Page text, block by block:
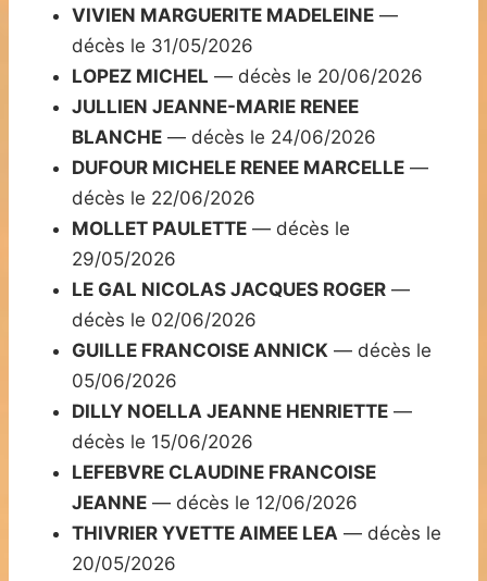
VIVIEN MARGUERITE MADELEINE —
décès le 31/05/2026
LOPEZ MICHEL — décès le 20/06/2026
JULLIEN JEANNE-MARIE RENEE
BLANCHE — décès le 24/06/2026
DUFOUR MICHELE RENEE MARCELLE —
décès le 22/06/2026
MOLLET PAULETTE — décès le
29/05/2026
LE GAL NICOLAS JACQUES ROGER —
décès le 02/06/2026
GUILLE FRANCOISE ANNICK — décès le
05/06/2026
DILLY NOELLA JEANNE HENRIETTE —
décès le 15/06/2026
LEFEBVRE CLAUDINE FRANCOISE
JEANNE — décès le 12/06/2026
THIVRIER YVETTE AIMEE LEA — décès le
20/05/2026